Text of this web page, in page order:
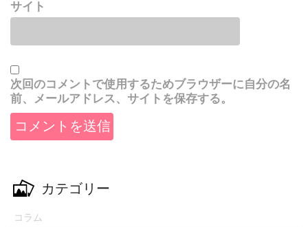
サイト
次回のコメントで使用するためブラウザーに自分の名
前、メールアドレス、サイトを保存する。
カテゴリー
コラム